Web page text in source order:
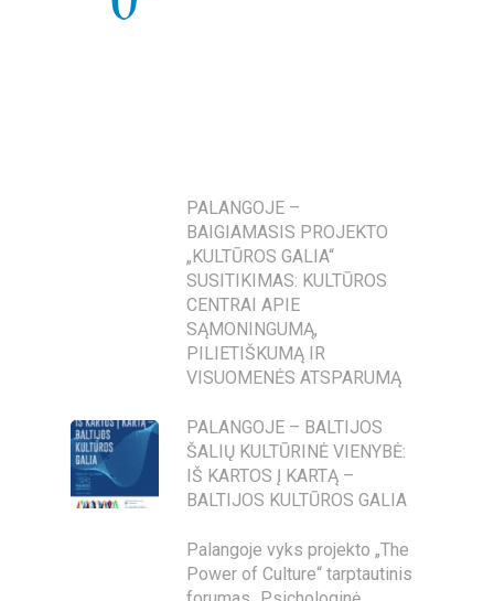
PALANGOJE –
BAIGIAMASIS PROJEKTO
„KULTŪROS GALIA“
SUSITIKIMAS: KULTŪROS
CENTRAI APIE
SĄMONINGUMĄ,
PILIETIŠKUMĄ IR
VISUOMENĖS ATSPARUMĄ
PALANGOJE – BALTIJOS
ŠALIŲ KULTŪRINĖ VIENYBĖ:
IŠ KARTOS Į KARTĄ –
BALTIJOS KULTŪROS GALIA
Palangoje vyks projekto „The
Power of Culture“ tarptautinis